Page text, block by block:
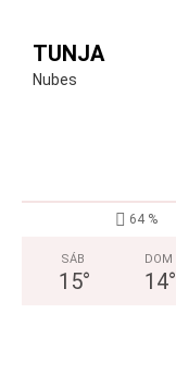
TUNJA
Nubes
64 %
SÁB
15°
DOM
14°